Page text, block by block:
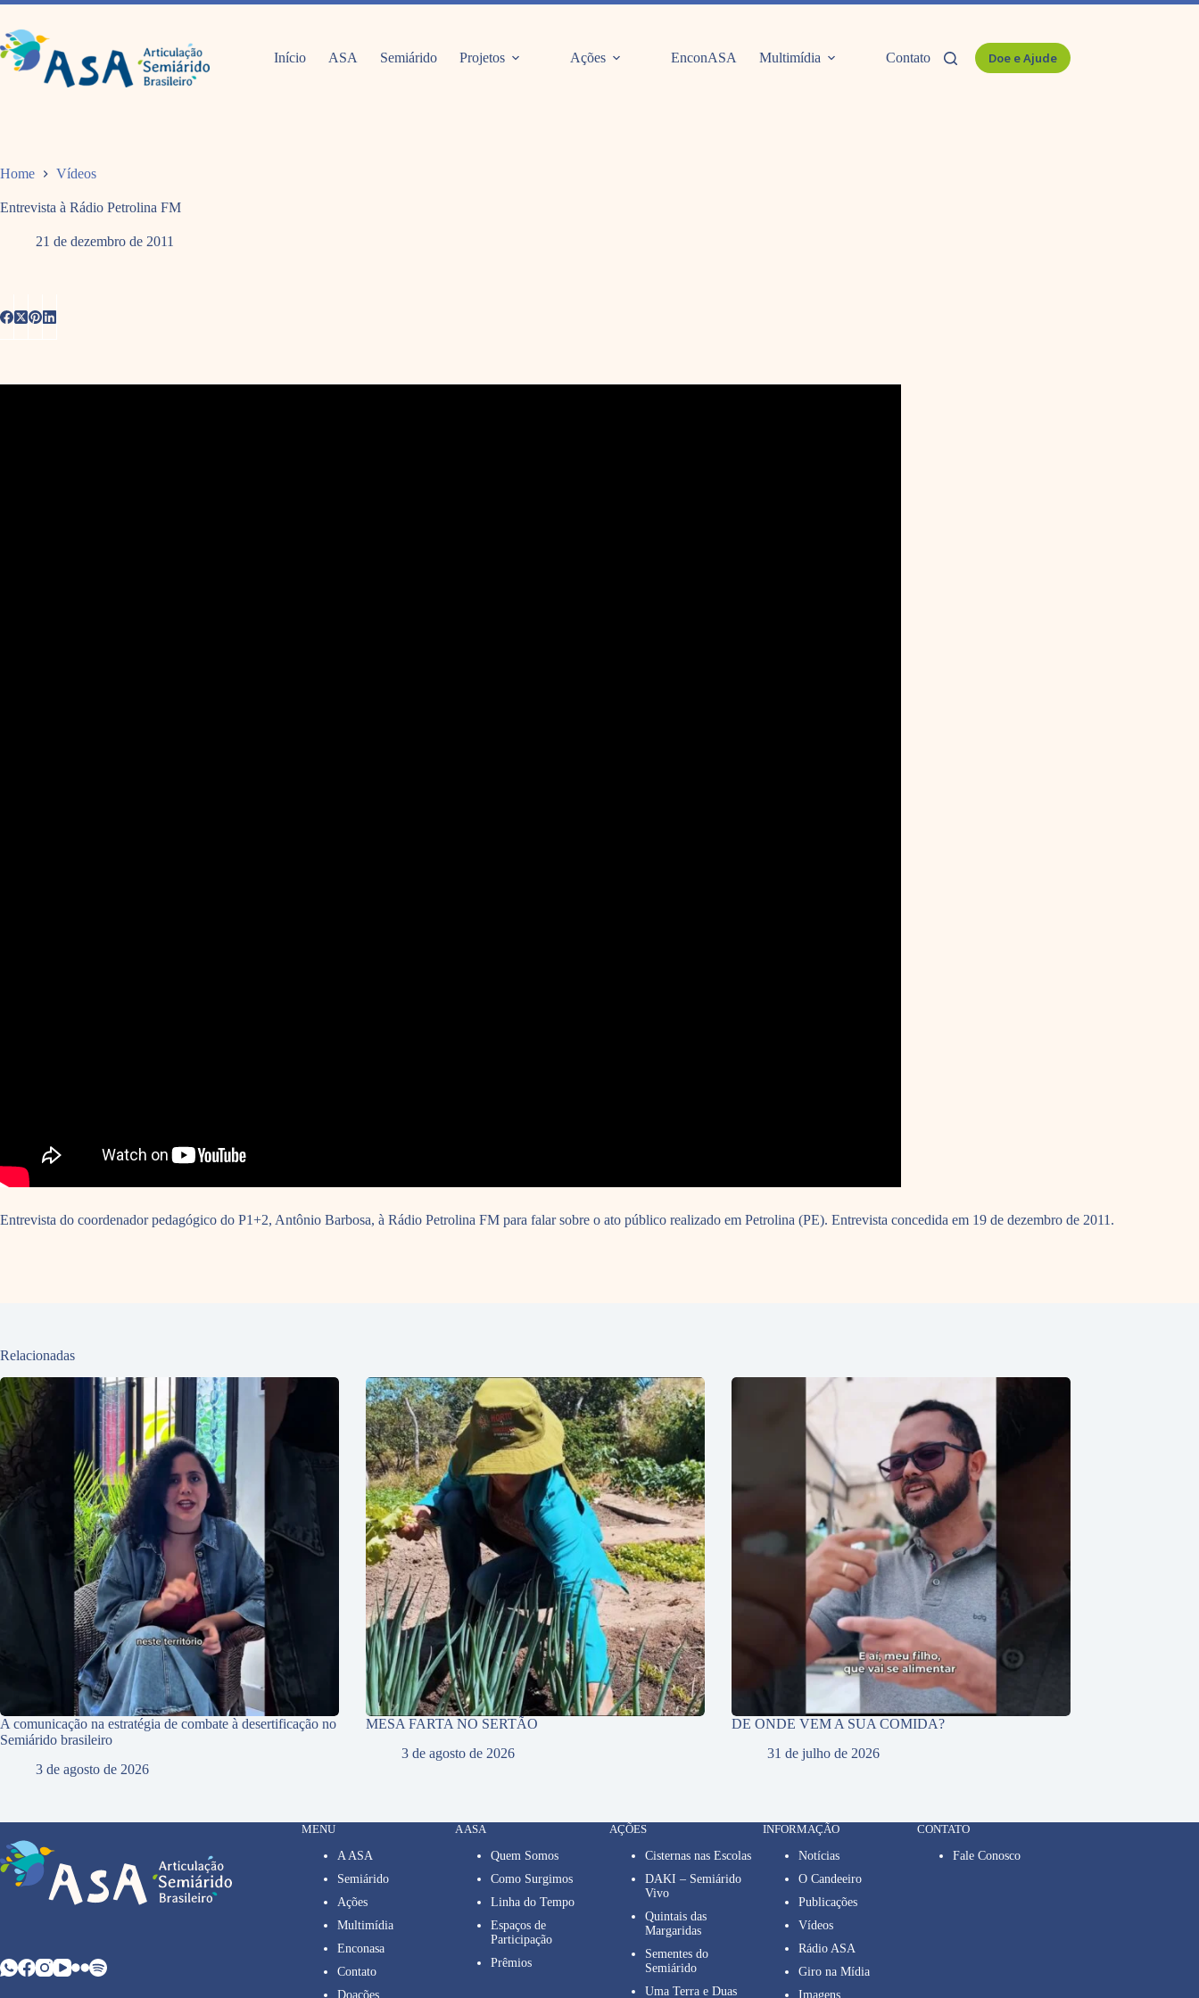
Pular
o
conteúdo
Início ASA Semiárido Projetos Ações EnconASA Multimídia Contato Doe e Ajude
Home Vídeos
Entrevista à Rádio Petrolina FM
21 de dezembro de 2011
Entrevista do coordenador pedagógico do P1+2, Antônio Barbosa, à Rádio Petrolina FM para falar sobre o ato público realizado em Petrolina (PE). Entrevista concedida em 19 de dezembro de 2011.
Relacionadas
A comunicação na estratégia de combate à desertificação no
Semiárido brasileiro
3 de agosto de 2026
MESA FARTA NO SERTÃO
3 de agosto de 2026
DE ONDE VEM A SUA COMIDA?
31 de julho de 2026
MENU
A ASA
Semiárido
Ações
Multimídia
Enconasa
Contato
Doações
A ASA
Quem Somos
Como Surgimos
Linha do Tempo
Espaços de
Participação
Prêmios
AÇÕES
Cisternas nas Escolas
DAKI – Semiárido
Vivo
Quintais das
Margaridas
Sementes do
Semiárido
Uma Terra e Duas
INFORMAÇÃO
Notícias
O Candeeiro
Publicações
Vídeos
Rádio ASA
Giro na Mídia
Imagens
CONTATO
Fale Conosco